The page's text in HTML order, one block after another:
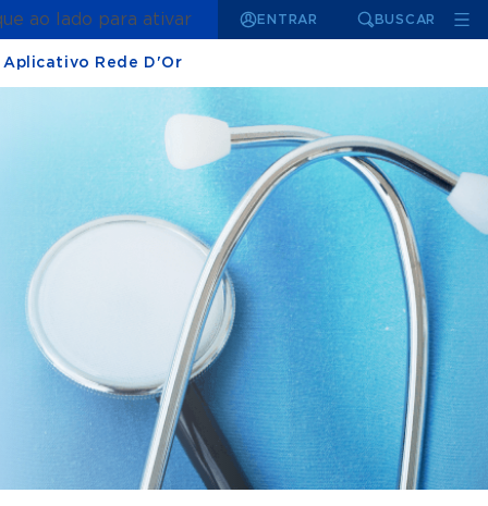
ao lado para ativar ENTRAR BUSCAR
Aplicativo Rede D'Or